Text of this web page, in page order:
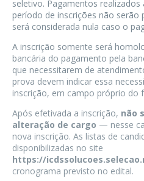
seletivo. Pagamentos
período de inscrições não serão
será considerada nula caso o
A inscrição somente será
bancária do pagamento pela
que necessitarem de
prova devem indicar essa
inscrição, em campo próprio do
Após efetivada a inscrição, não
alteração de cargo — nesse
nova inscrição. As listas de
disponibilizadas no site
https://
cronograma previsto no edital.